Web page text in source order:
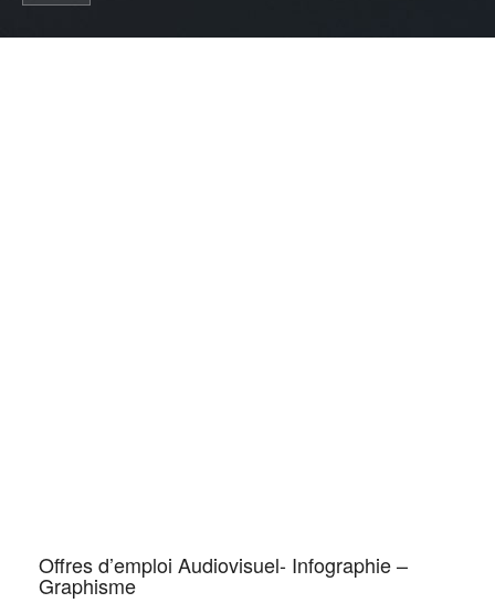
Offres d’emploi Audiovisuel- Infographie –
Graphisme